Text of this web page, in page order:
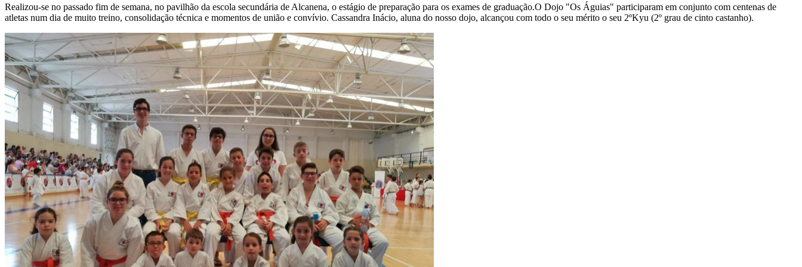
Realizou-se no passado fim de semana, no pavilhão da escola secundária de Alcanena, o estágio de preparação para os exames de graduação.O Dojo "Os Águias" participaram em conjunto com centenas de
atletas num dia de muito treino, consolidação técnica e momentos de união e convívio. Cassandra Inácio, aluna do nosso dojo, alcançou com todo o seu mérito o seu 2ºKyu (2º grau de cinto castanho).